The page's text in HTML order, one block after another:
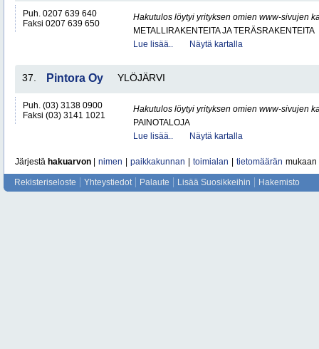
Puh. 0207 639 640
Faksi 0207 639 650
Hakutulos löytyi yrityksen omien www-sivujen
METALLIRAKENTEITA JA TERÄSRAKENTEITA
Lue lisää..
Näytä kartalla
37. Pintora Oy YLÖJÄRVI
Puh. (03) 3138 0900
Faksi (03) 3141 1021
Hakutulos löytyi yrityksen omien www-sivujen
PAINOTALOJA
Lue lisää..
Näytä kartalla
Järjestä hakuarvon nimen paikkakunnan toimialan tietomäärän mukaan
Rekisteriseloste Yhteystiedot Palaute Lisää Suosikkeihin Hakemisto